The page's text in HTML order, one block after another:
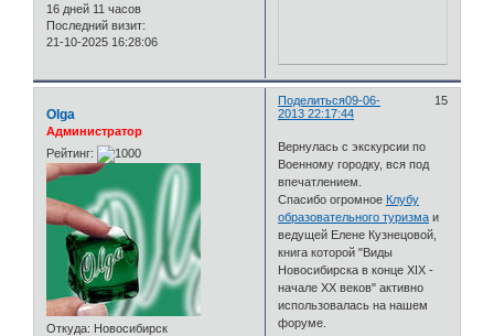
16 дней 11 часов
Последний визит:
21-10-2025 16:28:06
Поделиться 15
09-06-
2013 22:17:44
Olga
Администратор
Рейтинг:
Откуда: Новосибирск
Вернулась с экскурсии по
Военному городку, вся под
впечатлением.
Спасибо огромное Клубу
образовательного туризма и
ведущей Елене Кузнецовой,
книга которой "Виды
Новосибирска в конце XIX -
начале XX веков" активно
использовалась на нашем
форуме.